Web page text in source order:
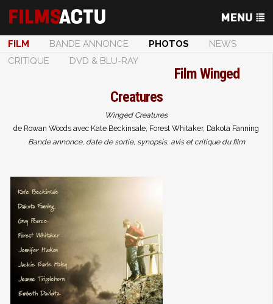
FILM BANDE ANNONCE PHOTOS
NEWS
CRITIQUE
DVD & BLU-RAY
FilmWinged
Creatures
Winged Creatures
de Rowan Woods avec Kate Beckinsale, Forest Whitaker, Dakota Fanning
Bande annonce, date de sortie, synopsis, avis et critique du film